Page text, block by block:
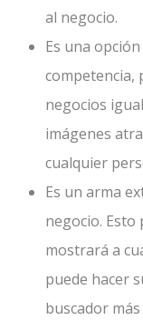
al negocio.
Es una
competencia,
negocios
imágenes
cualquier
Es un arma
negocio. Esto
mostrará a
puede hacer
buscador